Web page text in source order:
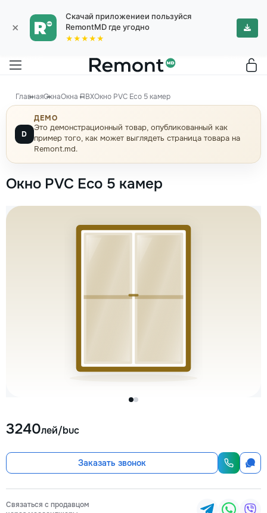
×
Скачай приложениеи пользуйся
RemontMD где угодно
★★★★★
ГлавнаяОкнаОкна ПВХОкно PVC Eco 5 камер
D
ДЕМО
Это демонстрационный товар, опубликованный как
пример того, как может выглядеть страница товара на
Remont.md.
Окно PVC Eco 5 камер
3240лей/buc
Заказать звонок
Связаться с продавцом